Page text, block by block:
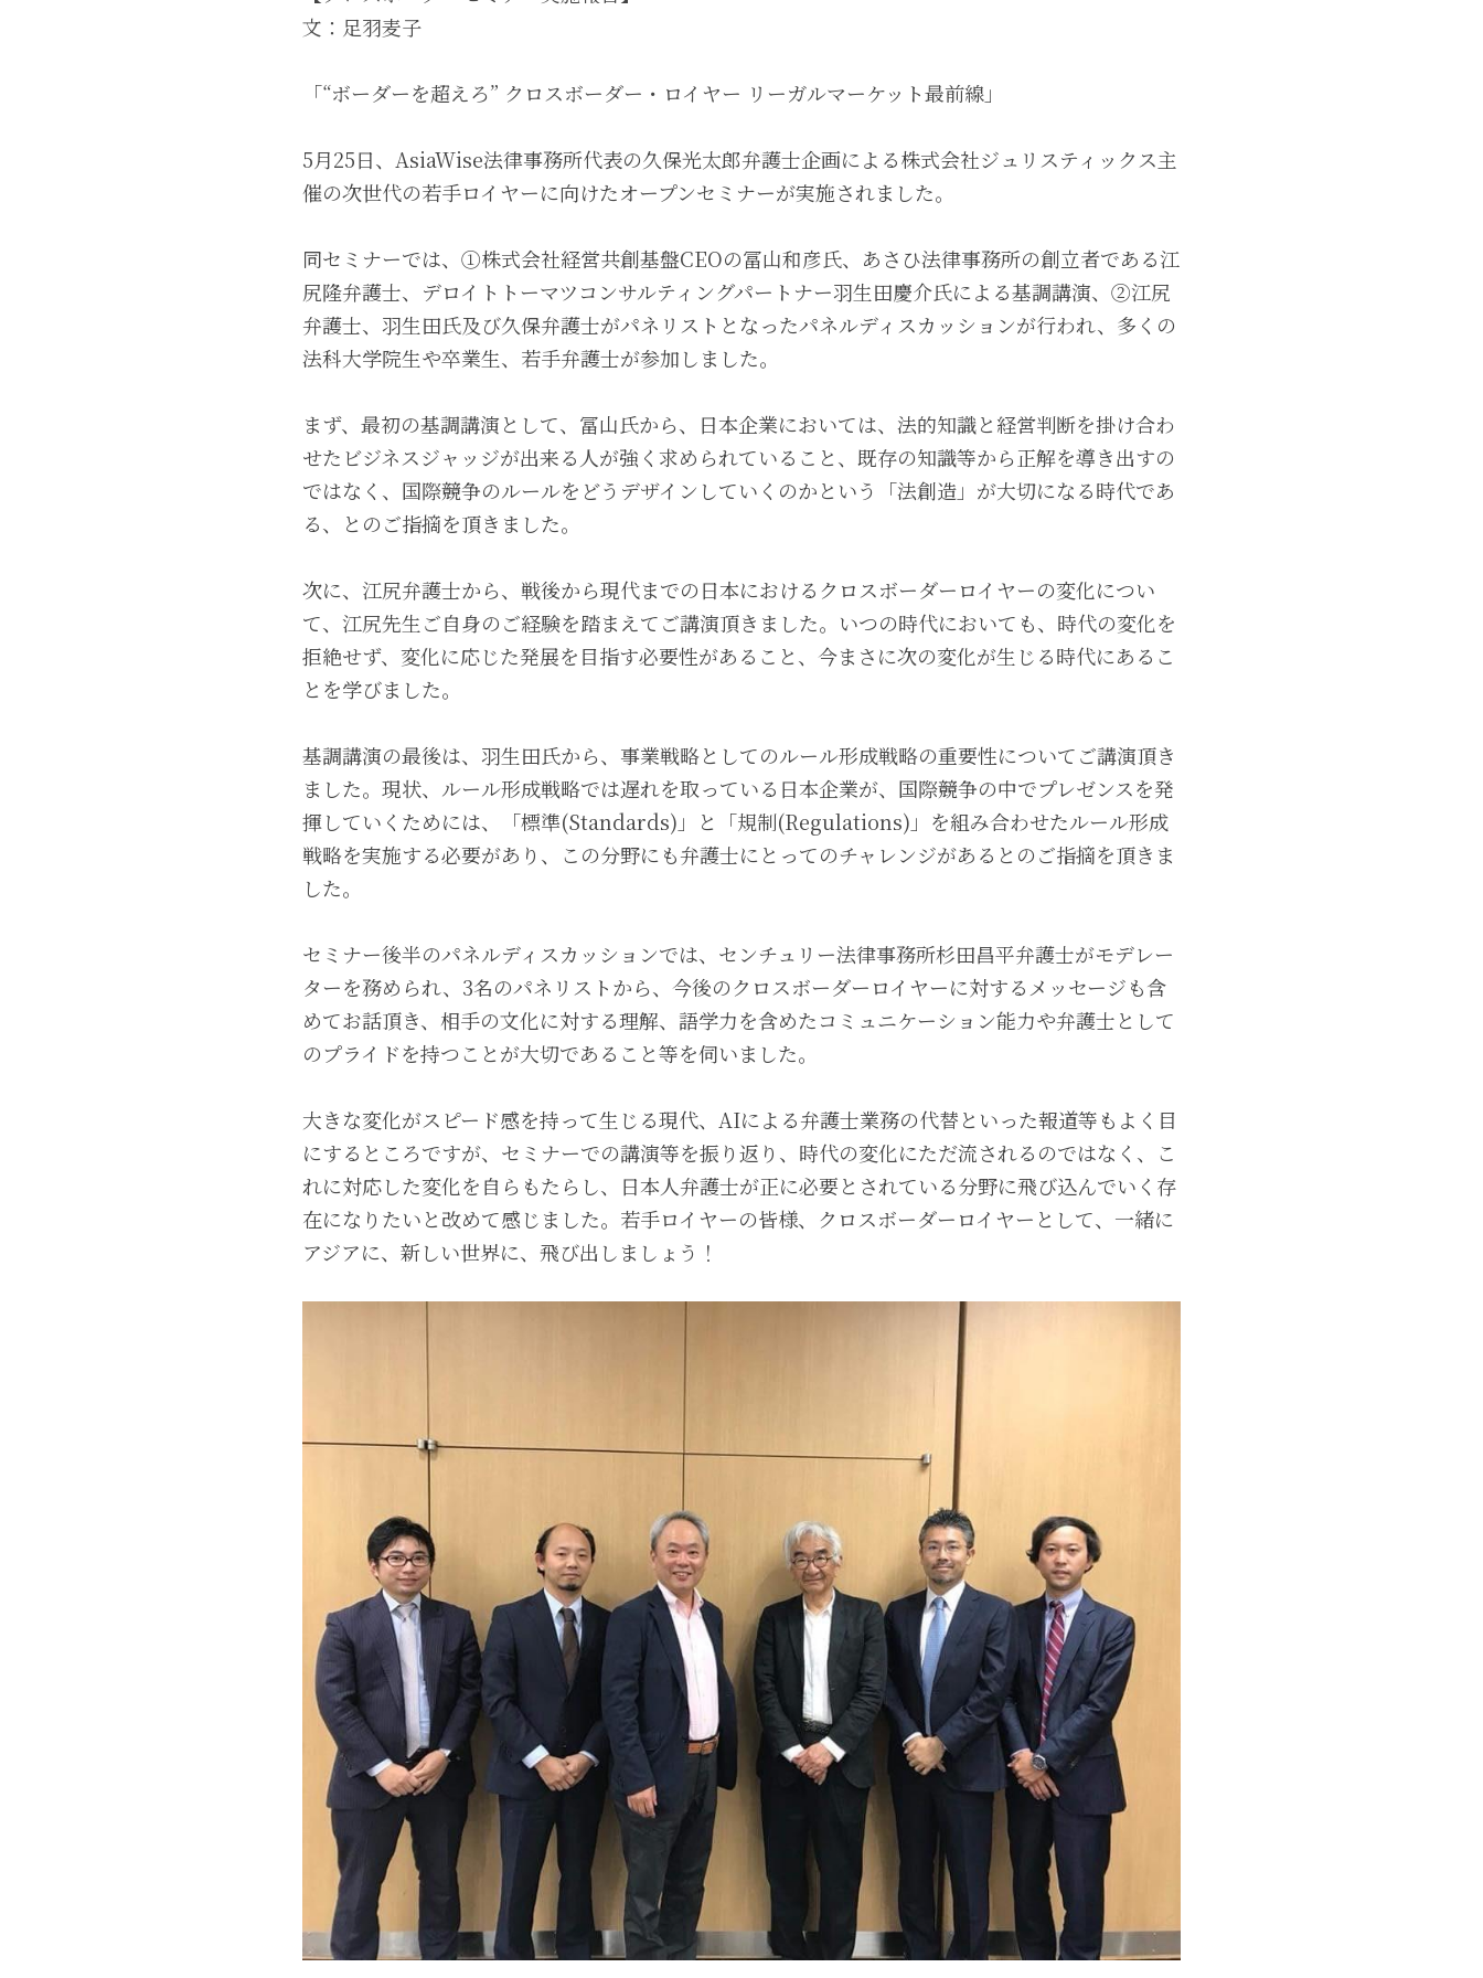
文：足羽麦子
「“ボーダーを超えろ” クロスボーダー・ロイヤー リーガルマーケット最前線」
5月25日、AsiaWise法律事務所代表の久保光太郎弁護士企画による株式会社ジュリスティックス主
催の次世代の若手ロイヤーに向けたオープンセミナーが実施されました。
同セミナーでは、①株式会社経営共創基盤CEOの冨山和彦氏、あさひ法律事務所の創立者である江
尻隆弁護士、デロイトトーマツコンサルティングパートナー羽生田慶介氏による基調講演、②江尻
弁護士、羽生田氏及び久保弁護士がパネリストとなったパネルディスカッションが行われ、多くの
法科大学院生や卒業生、若手弁護士が参加しました。
まず、最初の基調講演として、冨山氏から、日本企業においては、法的知識と経営判断を掛け合わ
せたビジネスジャッジが出来る人が強く求められていること、既存の知識等から正解を導き出すの
ではなく、国際競争のルールをどうデザインしていくのかという「法創造」が大切になる時代であ
る、とのご指摘を頂きました。
次に、江尻弁護士から、戦後から現代までの日本におけるクロスボーダーロイヤーの変化につい
て、江尻先生ご自身のご経験を踏まえてご講演頂きました。いつの時代においても、時代の変化を
拒絶せず、変化に応じた発展を目指す必要性があること、今まさに次の変化が生じる時代にあるこ
とを学びました。
基調講演の最後は、羽生田氏から、事業戦略としてのルール形成戦略の重要性についてご講演頂き
ました。現状、ルール形成戦略では遅れを取っている日本企業が、国際競争の中でプレゼンスを発
揮していくためには、「標準(Standards)」と「規制(Regulations)」を組み合わせたルール形成
戦略を実施する必要があり、この分野にも弁護士にとってのチャレンジがあるとのご指摘を頂きま
した。
セミナー後半のパネルディスカッションでは、センチュリー法律事務所杉田昌平弁護士がモデレー
ターを務められ、3名のパネリストから、今後のクロスボーダーロイヤーに対するメッセージも含
めてお話頂き、相手の文化に対する理解、語学力を含めたコミュニケーション能力や弁護士として
のプライドを持つことが大切であること等を伺いました。
大きな変化がスピード感を持って生じる現代、AIによる弁護士業務の代替といった報道等もよく目
にするところですが、セミナーでの講演等を振り返り、時代の変化にただ流されるのではなく、こ
れに対応した変化を自らもたらし、日本人弁護士が正に必要とされている分野に飛び込んでいく存
在になりたいと改めて感じました。若手ロイヤーの皆様、クロスボーダーロイヤーとして、一緒に
アジアに、新しい世界に、飛び出しましょう！